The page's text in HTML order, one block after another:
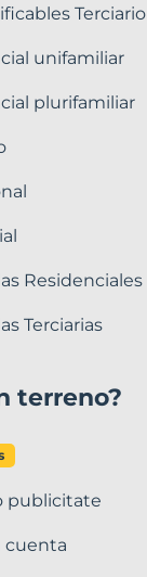
Terciario
unifamiliar
plurifamiliar
Residenciales
Terciarias
terreno?
publicitate
cuenta